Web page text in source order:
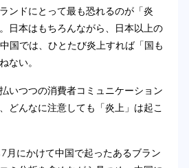
ンドにとって最も恐れるのが「炎
日本はもちろんながら、日本以上の
国では、ひとたび炎上すれば「国も
ない。
いつつの消費者コミュニケーション
どんなに注意しても「炎上」は起こ
にかけて中国で起ったあるブラン